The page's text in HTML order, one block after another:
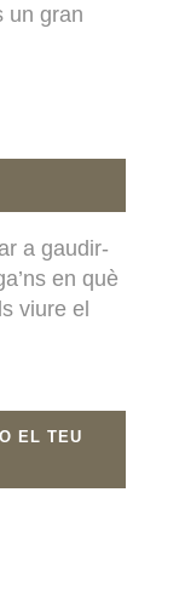
un gran
a gaudir-
en què
viure el
EL TEU